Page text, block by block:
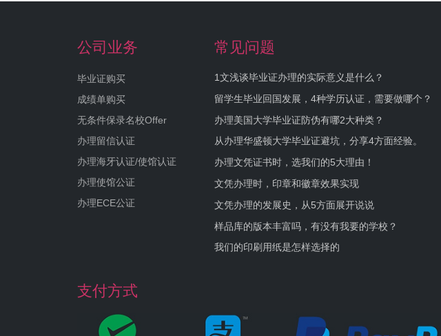
公司业务
毕业证购买
成绩单购买
无条件保录名校Offer
办理留信认证
办理海牙认证/使馆认证
办理使馆公证
办理ECE公证
常见问题
1文浅谈毕业证办理的实际意义是什么？
留学生毕业回国发展，4种学历认证，需要做哪个？
办理美国大学毕业证防伪有哪2大种类？
从办理华盛顿大学毕业证避坑，分享4方面经验。
办理文凭证书时，选我们的5大理由！
文凭办理时，印章和徽章效果实现
文凭办理的发展史，从5方面展开说说
样品库的版本丰富吗，有没有我要的学校？
我们的印刷用纸是怎样选择的
支付方式